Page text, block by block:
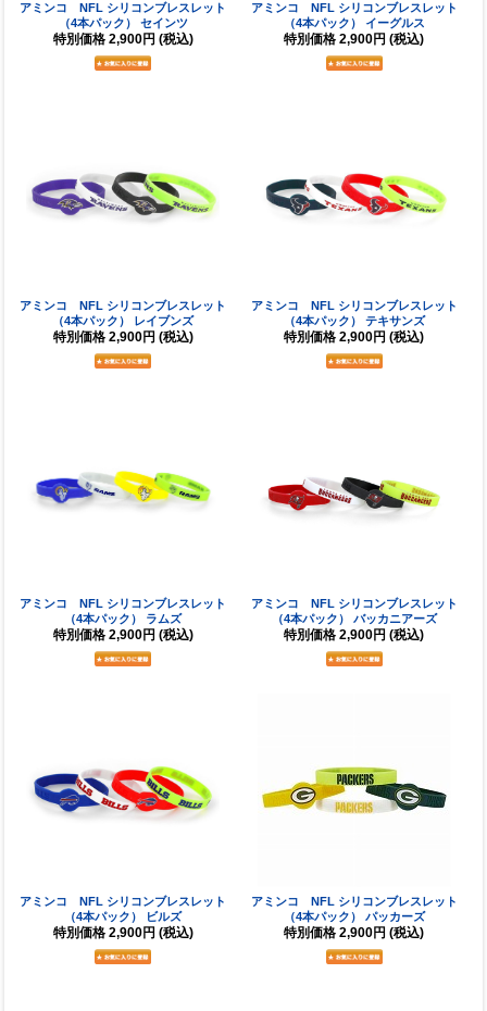
アミンコ NFL シリコンブレスレット
（4本パック） セインツ
特別価格 2,900円 (税込)
アミンコ NFL シリコンブレスレット
（4本パック） イーグルス
特別価格 2,900円 (税込)
アミンコ NFL シリコンブレスレット
（4本パック） レイブンズ
特別価格 2,900円 (税込)
アミンコ NFL シリコンブレスレット
（4本パック） テキサンズ
特別価格 2,900円 (税込)
アミンコ NFL シリコンブレスレット
（4本パック） ラムズ
特別価格 2,900円 (税込)
アミンコ NFL シリコンブレスレット
（4本パック） バッカニアーズ
特別価格 2,900円 (税込)
アミンコ NFL シリコンブレスレット
（4本パック） ビルズ
特別価格 2,900円 (税込)
アミンコ NFL シリコンブレスレット
（4本パック） パッカーズ
特別価格 2,900円 (税込)